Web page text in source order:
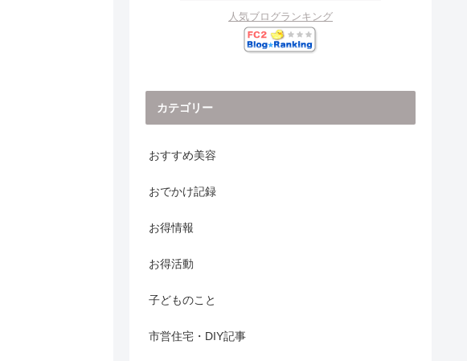
人気ブログランキング
カテゴリー
おすすめ美容
おでかけ記録
お得情報
お得活動
子どものこと
市営住宅・DIY記事